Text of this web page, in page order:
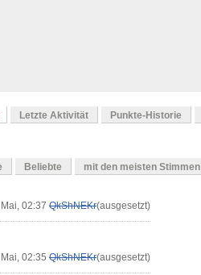
Letzte Aktivität Punkte-Historie
Beliebte mit den meisten Stimmen
02:37 QkShNEKr(ausgesetzt)
02:35 QkShNEKr(ausgesetzt)